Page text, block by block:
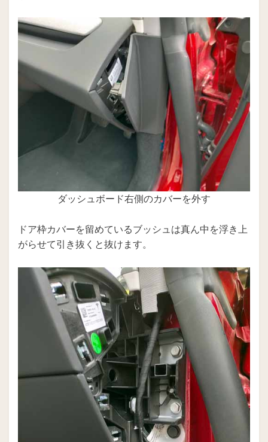
ダッシュボード右側のカバーを外す
ドア枠カバーを留めているブッシュは真ん中を浮き上
がらせて引き抜くと抜けます。